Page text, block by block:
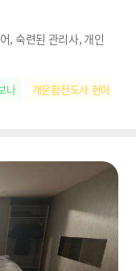
, 숙련된 관리사, 개인
나 개운함전도사 현아